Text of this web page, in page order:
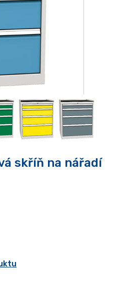
skříň na nářadí